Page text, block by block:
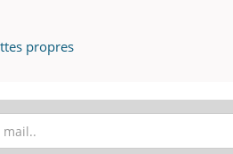
propres